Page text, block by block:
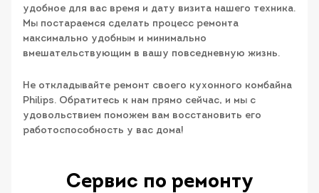
удобное для вас время и дату визита нашего техника.
Мы постараемся сделать процесс ремонта
максимально удобным и минимально
вмешательствующим в вашу повседневную жизнь.
Не откладывайте ремонт своего кухонного комбайна
Philips. Обратитесь к нам прямо сейчас, и мы с
удовольствием поможем вам восстановить его
работоспособность у вас дома!
Сервис по ремонту